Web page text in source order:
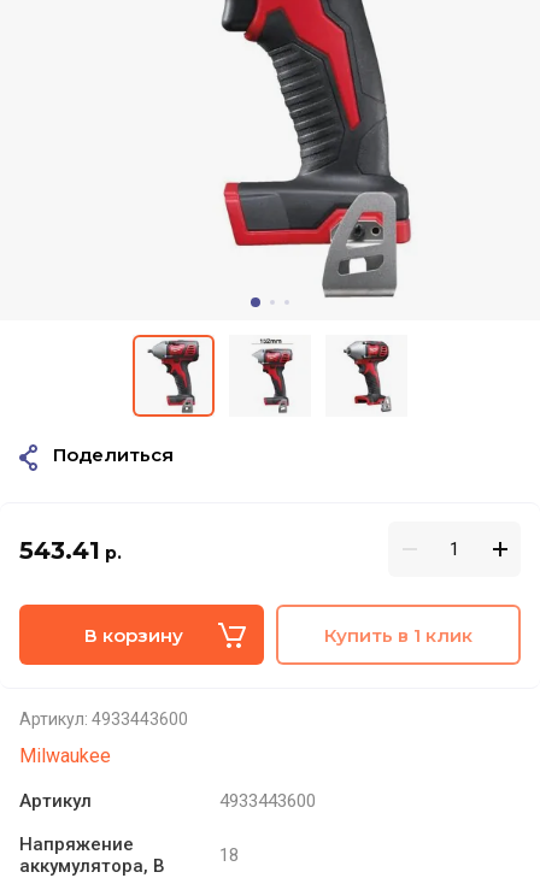
543.41 р.
В корзину Купить в 1 клик
Артикул: 4933443600
Milwaukee
Артикул
4933443600
Напряжение
аккумулятора, В
18
Поделиться